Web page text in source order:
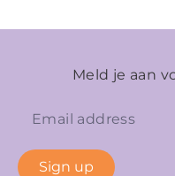
Meld je aan
Sign up